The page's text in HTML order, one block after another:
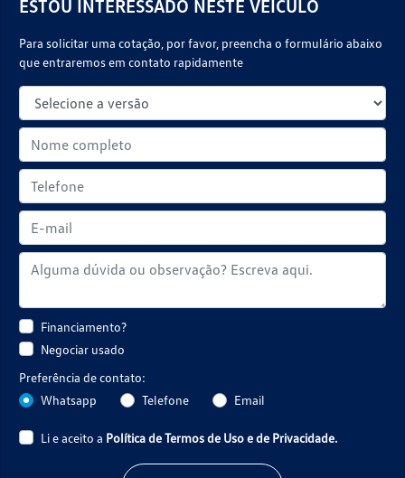
ESTOU INTERESSADO NESTE VEÍCULO
Para solicitar uma cotação, por favor, preencha o formulário abaixo
que entraremos em contato rapidamente
Financiamento?
Negociar usado
Preferência de contato:
Whatsapp
Telefone Email
Li e aceito a Política de Termos de Uso e de Privacidade.